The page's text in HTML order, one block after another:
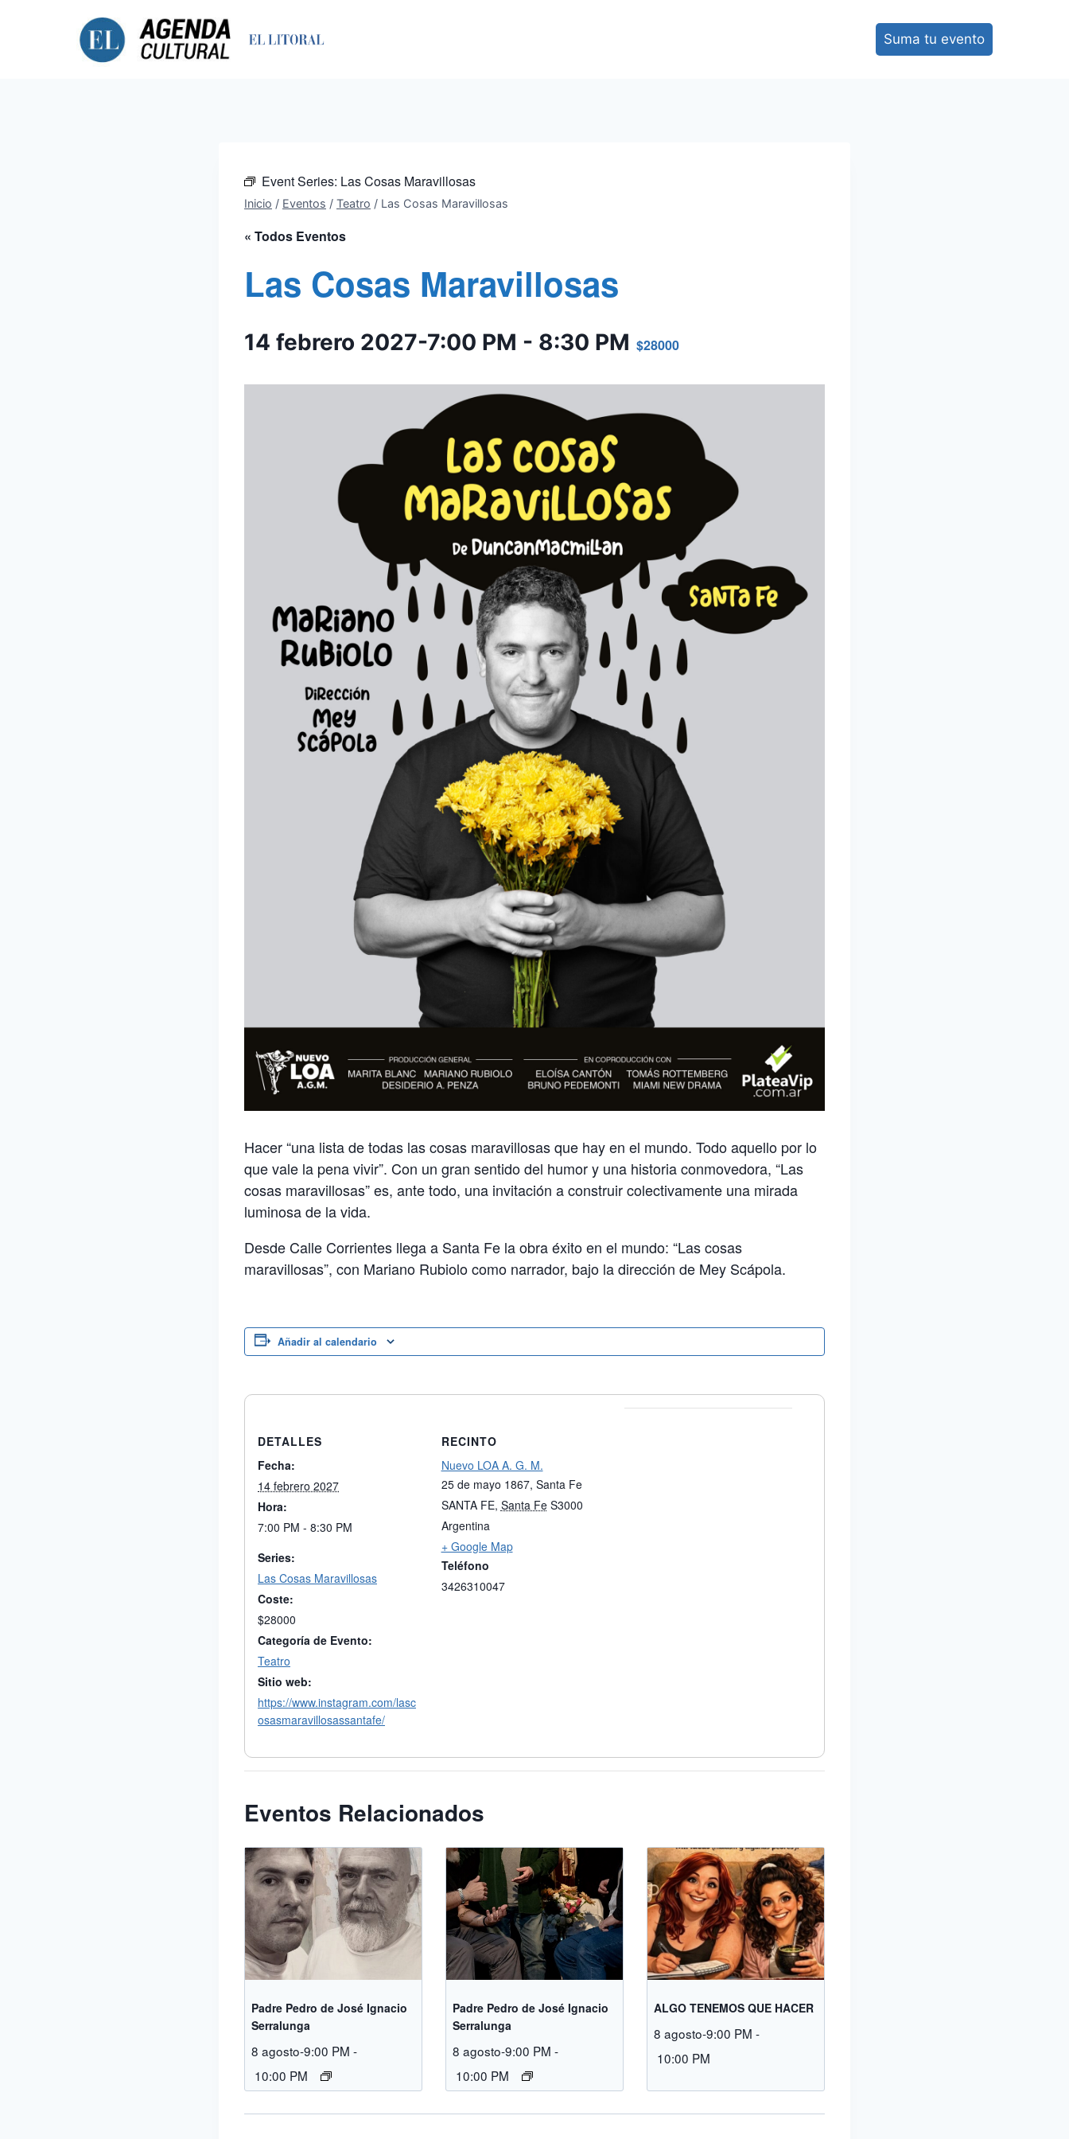
Suma tu evento
Event Series: Las Cosas Maravillosas
Inicio / Eventos / Teatro / Las Cosas Maravillosas
« Todos Eventos
Las Cosas Maravillosas
14 febrero 2027-7:00 PM - 8:30 PM $28000
Hacer “una lista de todas las cosas maravillosas que hay en el mundo. Todo aquello por lo
que vale la pena vivir”. Con un gran sentido del humor y una historia conmovedora, “Las
cosas maravillosas” es, ante todo, una invitación a construir colectivamente una mirada
luminosa de la vida.
Desde Calle Corrientes llega a Santa Fe la obra éxito en el mundo: “Las cosas
maravillosas”, con Mariano Rubiolo como narrador, bajo la dirección de Mey Scápola.
Añadir al calendario
DETALLES
Fecha:
14 febrero 2027
Hora:
7:00 PM - 8:30 PM
Series:
Las Cosas Maravillosas
Coste:
$28000
Categoría de Evento:
Teatro
Sitio web:
https://www.instagram.com/lasc
osasmaravillosassantafe/
RECINTO
Nuevo LOA A. G. M.
25 de mayo 1867, Santa Fe
SANTA FE, Santa Fe S3000
Argentina
+ Google Map
Teléfono
3426310047
Eventos Relacionados
Padre Pedro de José Ignacio
Serralunga
8 agosto-9:00 PM -
10:00 PM
Padre Pedro de José Ignacio
Serralunga
8 agosto-9:00 PM -
10:00 PM
ALGO TENEMOS QUE HACER
8 agosto-9:00 PM -
10:00 PM